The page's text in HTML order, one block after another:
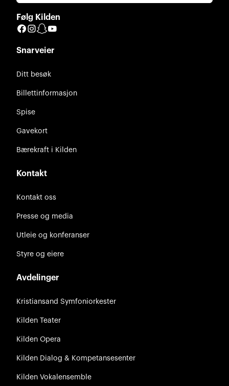
Følg Kilden
Facebook
Instagram
Snapchat
Snarveier
Ditt besøk
Billettinformasjon
Spise
Gavekort
Bærekraft i Kilden
Kontakt
Kontakt oss
Presse og media
Utleie og konferanser
Styre og eiere
Avdelinger
Kristiansand Symfoniorkester
Kilden Teater
Kilden Opera
Kilden Dialog & Kompetansesenter
Kilden Vokalensemble